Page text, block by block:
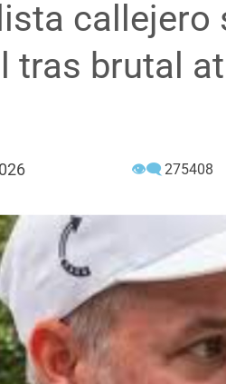
tras brutal
👁‍🗨 275408